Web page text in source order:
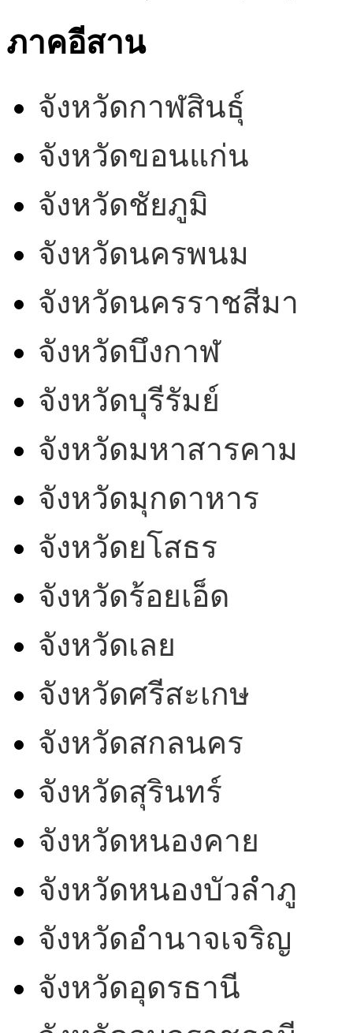
ภาคอีสาน
จังหวัดกาฬสินธุ์
จังหวัดขอนแก่น
จังหวัดชัยภูมิ
จังหวัดนครพนม
จังหวัดนครราชสีมา
จังหวัดบึงกาฬ
จังหวัดบุรีรัมย์
จังหวัดมหาสารคาม
จังหวัดมุกดาหาร
จังหวัดยโสธร
จังหวัดร้อยเอ็ด
จังหวัดเลย
จังหวัดศรีสะเกษ
จังหวัดสกลนคร
จังหวัดสุรินทร์
จังหวัดหนองคาย
จังหวัดหนองบัวลำภู
จังหวัดอำนาจเจริญ
จังหวัดอุดรธานี